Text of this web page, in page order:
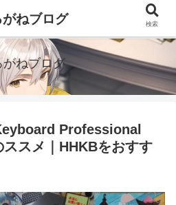
DIRECT,
がねブログ
Professional
スメ｜HHKBをおすす
がねブログ 検索